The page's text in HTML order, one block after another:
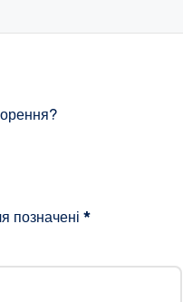
позначені*